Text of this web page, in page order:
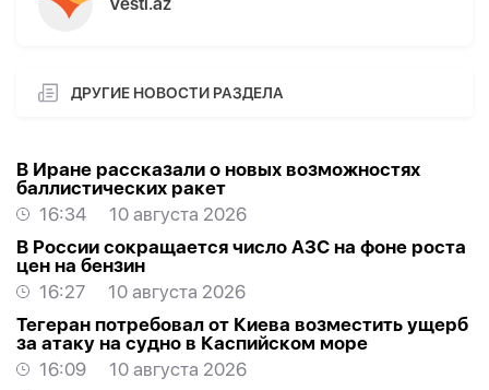
ДРУГИЕ НОВОСТИ РАЗДЕЛА
В Иране рассказали о новых возможностях
баллистических ракет
16:34
10 августа 2026
В России сокращается число АЗС на фоне роста
цен на бензин
16:27
10 августа 2026
Тегеран потребовал от Киева возместить ущерб
за атаку на судно в Каспийском море
16:09
10 августа 2026